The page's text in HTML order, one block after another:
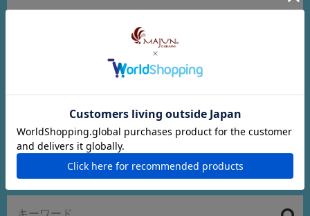
～
在庫ありのみ検索